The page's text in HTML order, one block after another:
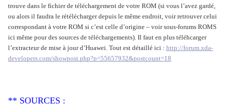
trouve dans le fichier de téléchargement de votre ROM (si vous l’avez gardé,
ou alors il faudra le rétélécharger depuis le même endroit, voir retrouver celui
correspondant à votre ROM si c’est celle d’origine – voir sous-forums ROMS
ici même pour des sources de téléchargements). Il faut en plus téléhcarger
l’extracteur de mise à jour d’Huawei. Tout est détaillé ici : http://forum.xda-
developers.com/showpost.php?p=55657932&postcount=18
** SOURCES :